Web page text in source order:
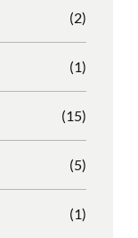
(2)
(1)
(15)
(5)
(1)